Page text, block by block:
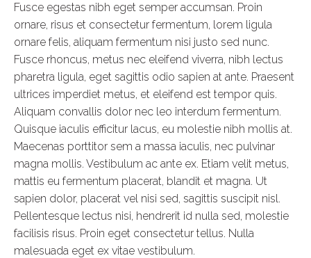
Fusce egestas nibh eget semper accumsan. Proin
ornare, risus et consectetur fermentum, lorem ligula
ornare felis, aliquam fermentum nisi justo sed nunc.
Fusce rhoncus, metus nec eleifend viverra, nibh lectus
pharetra ligula, eget sagittis odio sapien at ante. Praesent
ultrices imperdiet metus, et eleifend est tempor quis.
Aliquam convallis dolor nec leo interdum fermentum.
Quisque iaculis efficitur lacus, eu molestie nibh mollis at.
Maecenas porttitor sem a massa iaculis, nec pulvinar
magna mollis. Vestibulum ac ante ex. Etiam velit metus,
mattis eu fermentum placerat, blandit et magna. Ut
sapien dolor, placerat vel nisi sed, sagittis suscipit nisl.
Pellentesque lectus nisi, hendrerit id nulla sed, molestie
facilisis risus. Proin eget consectetur tellus. Nulla
malesuada eget ex vitae vestibulum.